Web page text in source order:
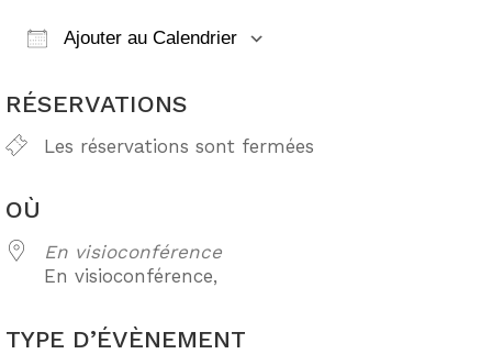
Ajouter au Calendrier
RÉSERVATIONS
Les réservations sont fermées
OÙ
En visioconférence
En visioconférence,
TYPE D’ÉVÈNEMENT